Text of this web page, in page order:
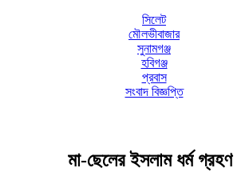
সিলেট
মৌলভীবাজার
সুনামগঞ্জ
হবিগঞ্জ
প্রবাস
সংবাদ বিজ্ঞপ্তি
মা-ছেলের ইসলাম ধর্ম গ্রহণ